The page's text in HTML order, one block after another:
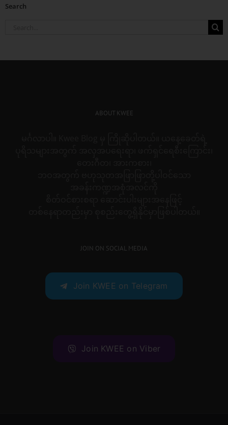
Search
ABOUT KWEE
JOIN ON SOCIAL MEDIA
Join KWEE on Telegram
Join KWEE on Viber